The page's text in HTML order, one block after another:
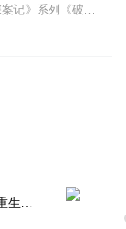
【适听年龄】7岁+《猴子警长科学探案记》系列《破坏者联盟篇1·猴子警长科学探案记》>>>《破坏者联盟篇2·猴子警长科学探案记》>>>《破坏者联盟篇3·猴子警长科...